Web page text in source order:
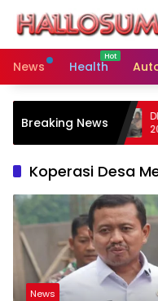
content
News
Health
Breaking News
Dekat
DPRD
2026,
Koperasi Desa
News